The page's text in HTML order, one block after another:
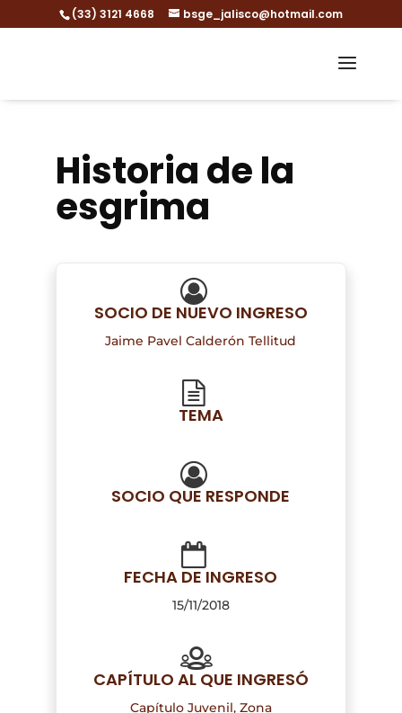
(33) 3121 4668 bsge_jalisco@hotmail.com
Historia de la
esgrima
SOCIO DE NUEVO INGRESO
Jaime Pavel Calderón Tellitud
TEMA
SOCIO QUE RESPONDE
FECHA DE INGRESO
15/11/2018
CAPÍTULO AL QUE INGRESÓ
Capítulo Juvenil, Zona